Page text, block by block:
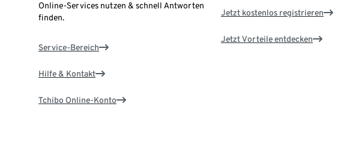
Online-Services nutzen & schnell Antworten
finden.
Service-Bereich
Hilfe & Kontakt
Tchibo Online-Konto
Jetzt kostenlos registrieren
Jetzt Vorteile entdecken